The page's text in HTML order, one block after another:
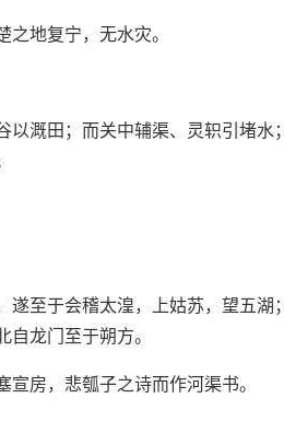
地复宁，无水灾。
以溉田；而关中辅渠、灵轵引堵
至于会稽太湟，上姑苏，望五湖
龙门至于朔方。
房，悲瓠子之诗而作河渠书。